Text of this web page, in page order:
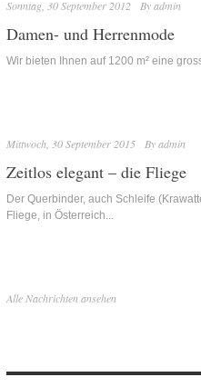
Sonntag, 30 September 2012 Byadmin
Damen- und Herrenmode
Wir bieten Ihnen auf 1200 m² eine
Mittwoch, 30 September 2015 Byadmin
Zeitlos elegant – die Fliege
Der Querbinder, auch Schleife
Fliege, in Österreich...
Alle Nachrichten ansehen